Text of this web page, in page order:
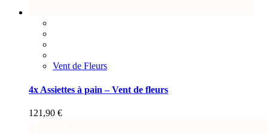
Vent de Fleurs
4x Assiettes à pain – Vent de fleurs
121,90 €